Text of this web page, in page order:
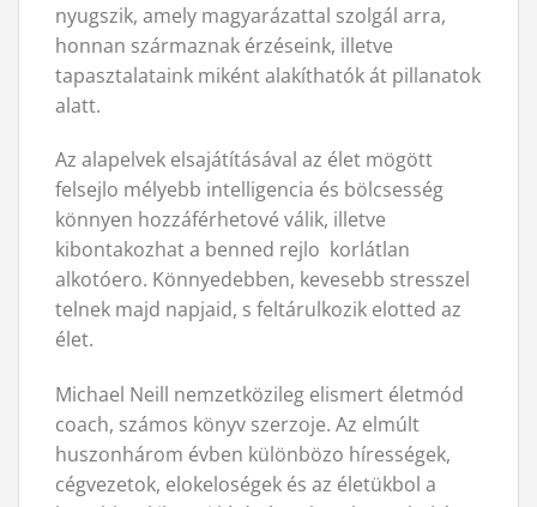
nyugszik, amely magyarázattal szolgál arra,
honnan származnak érzéseink, illetve
tapasztalataink miként alakíthatók át pillanatok
alatt.
Az alapelvek elsajátításával az élet mögött
felsejlo mélyebb intelligencia és bölcsesség
könnyen hozzáférhetové válik, illetve
kibontakozhat a benned rejlo korlátlan
alkotóero. Könnyedebben, kevesebb stresszel
telnek majd napjaid, s feltárulkozik elotted az
élet.
Michael Neill nemzetközileg elismert életmód
coach, számos könyv szerzoje. Az elmúlt
huszonhárom évben különbözo hírességek,
cégvezetok, elokeloségek és az életükbol a